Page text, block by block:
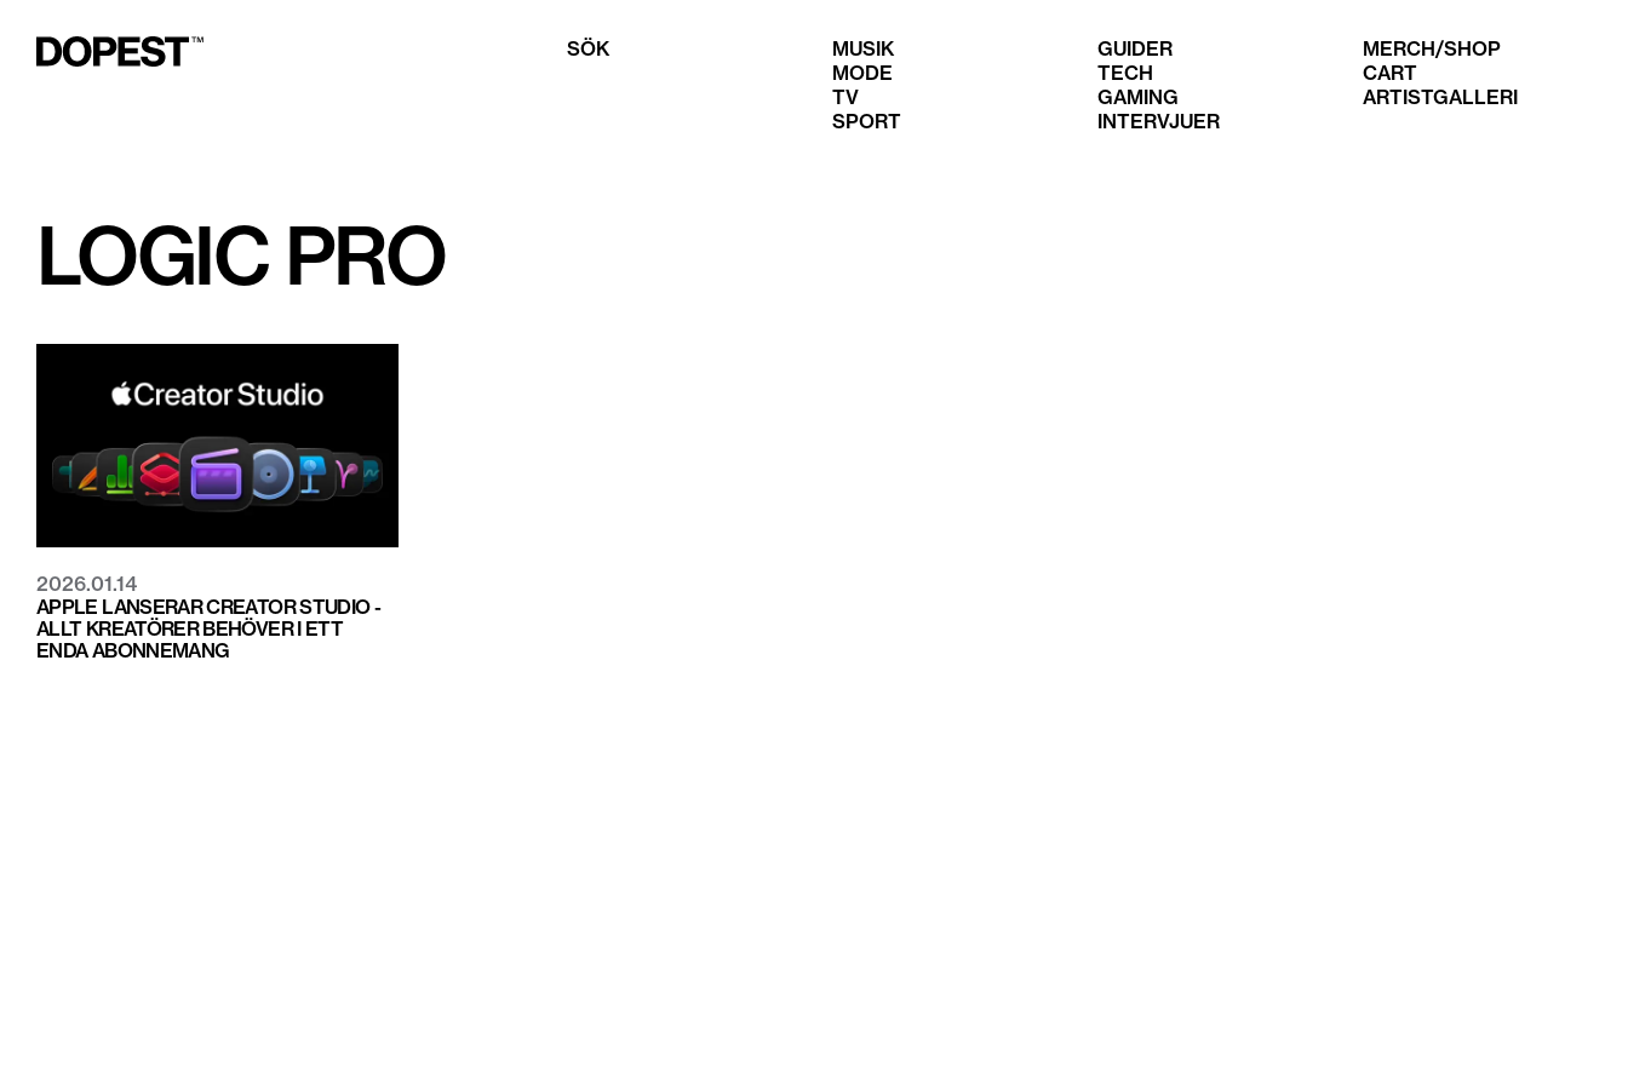
SÖK
MUSIK
MODE
TV
SPORT
GUIDER
TECH
GAMING
INTERVJUER
MERCH/SHOP
CART
ARTISTGALLERI
LOGIC PRO
2026.01.14
APPLE LANSERAR CREATOR STUDIO -
ALLT KREATÖRER BEHÖVER I ETT
ENDA ABONNEMANG